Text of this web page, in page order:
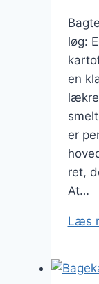
løg:
en
er
ret,
At…
Læs